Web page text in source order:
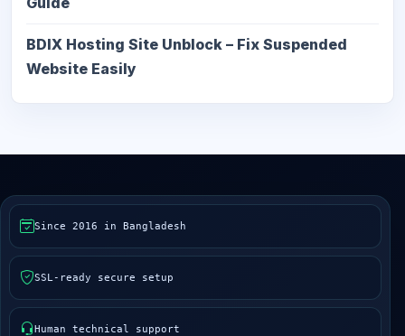
BDIX Hosting Site Unblock – Fix Suspended
Website Easily
Since 2016 in Bangladesh
SSL-ready secure setup
Human technical support